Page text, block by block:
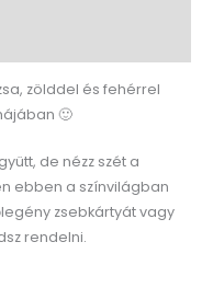
zölddel és fehérrel
🙂
de nézz szét a
ebben a színvilágban
zsebkártyát vagy
rendelni.